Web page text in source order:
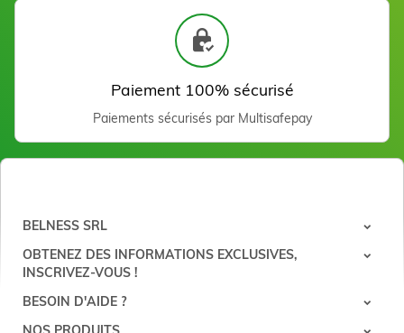
Paiement 100% sécurisé
Paiements sécurisés par Multisafepay
BELNESS SRL
OBTENEZ DES INFORMATIONS EXCLUSIVES,
INSCRIVEZ-VOUS !
BESOIN D'AIDE ?